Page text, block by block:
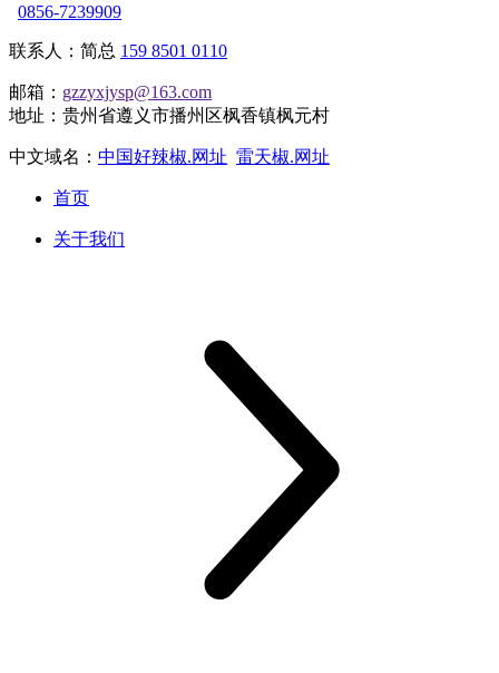
0856-7239909
联系人：简总 159 8501 0110
邮箱： gzzyxjysp@163.com
地址：贵州省遵义市播州区枫香镇枫元村
中文域名： 中国好辣椒.网址 雷天椒.网址
首页
关于我们